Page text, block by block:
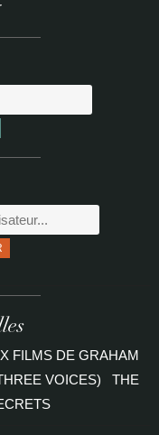
FILMS DE GRAHAM
VOICES)
THE